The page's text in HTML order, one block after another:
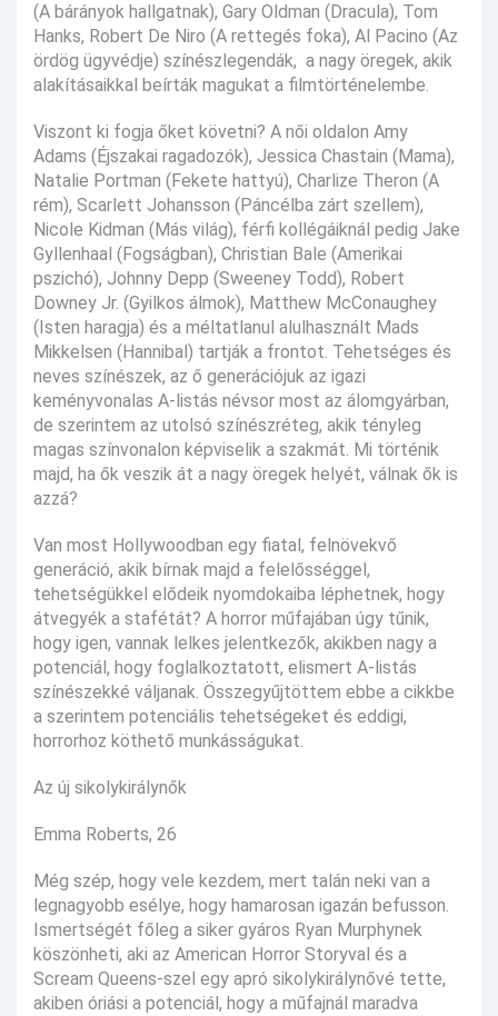
(A bárányok hallgatnak), Gary Oldman (Dracula), Tom
Hanks, Robert De Niro (A rettegés foka), Al Pacino (Az
ördög ügyvédje) színészlegendák, a nagy öregek, akik
alakításaikkal beírták magukat a filmtörténelembe.
Viszont ki fogja őket követni? A női oldalon Amy
Adams (Éjszakai ragadozók), Jessica Chastain (Mama),
Natalie Portman (Fekete hattyú), Charlize Theron (A
rém), Scarlett Johansson (Páncélba zárt szellem),
Nicole Kidman (Más világ), férfi kollégáiknál pedig Jake
Gyllenhaal (Fogságban), Christian Bale (Amerikai
pszichó), Johnny Depp (Sweeney Todd), Robert
Downey Jr. (Gyilkos álmok), Matthew McConaughey
(Isten haragja) és a méltatlanul alulhasznált Mads
Mikkelsen (Hannibal) tartják a frontot. Tehetséges és
neves színészek, az ő generációjuk az igazi
keményvonalas A-listás névsor most az álomgyárban,
de szerintem az utolsó színészréteg, akik tényleg
magas színvonalon képviselik a szakmát. Mi történik
majd, ha ők veszik át a nagy öregek helyét, válnak ők is
azzá?
Van most Hollywoodban egy fiatal, felnövekvő
generáció, akik bírnak majd a felelősséggel,
tehetségükkel elődeik nyomdokaiba léphetnek, hogy
átvegyék a stafétát? A horror műfajában úgy tűnik,
hogy igen, vannak lelkes jelentkezők, akikben nagy a
potenciál, hogy foglalkoztatott, elismert A-listás
színészekké váljanak. Összegyűjtöttem ebbe a cikkbe
a szerintem potenciális tehetségeket és eddigi,
horrorhoz köthető munkásságukat.
Az új sikolykirálynők
Emma Roberts, 26
Még szép, hogy vele kezdem, mert talán neki van a
legnagyobb esélye, hogy hamarosan igazán befusson.
Ismertségét főleg a siker gyáros Ryan Murphynek
köszönheti, aki az American Horror Storyval és a
Scream Queens-szel egy apró sikolykirálynővé tette,
akiben óriási a potenciál, hogy a műfajnál maradva